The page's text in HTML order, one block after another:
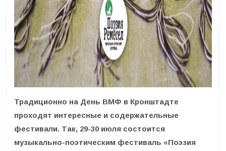
Традиционно на День ВМФ в Кронштадте
проходят интересные и содержательные
фестивали. Так, 29-30 июля состоится
музыкально-поэтическим фестиваль «Поэзия